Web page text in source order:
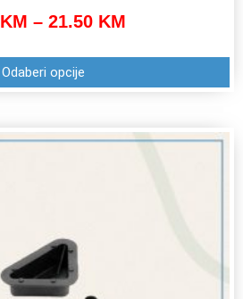
KM – 21.50 KM
Odaberi opcije